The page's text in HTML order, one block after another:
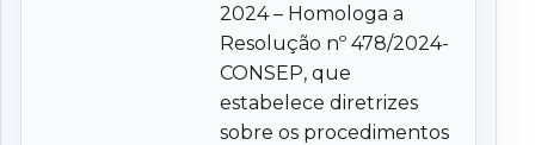
2024 – Homologa a
Resolução nº 478/2024-
CONSEP, que
estabelece diretrizes
sobre os procedimentos